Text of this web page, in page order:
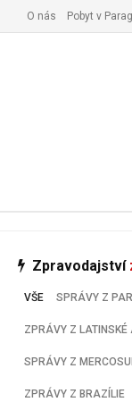
Vyřízení pobytu
Zpravodajství
VŠE SPRÁVY Z
ZPRÁVY Z LATINSKÉ
SPRÁVY Z
ZPRÁVY Z BRAZÍLIE
O nás Pobyt v